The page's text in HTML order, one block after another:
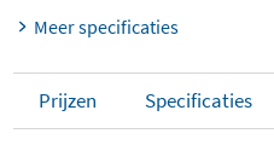
Meer specificaties
Prijzen Specificaties